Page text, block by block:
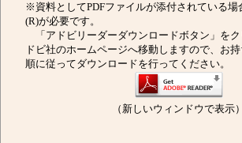
※資料としてPDFファイルが添付されている場
(R)が必要です。
「アドビリーダーダウンロードボタン」を
ドビ社のホームページへ移動しますので、お
順に従ってダウンロードを行ってください。
（新しいウィンドウで表示）